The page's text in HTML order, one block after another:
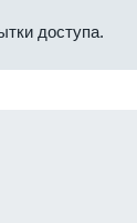
доступа.